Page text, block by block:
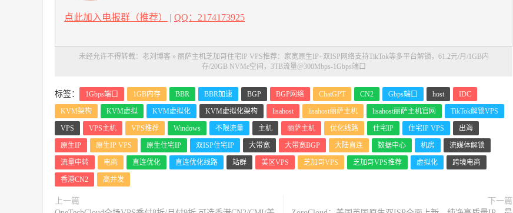
点此加入电报群（推荐） QQ：2174173925
未经允许不得转载： 老刘博客 » 丽萨主机芝加哥住宅IP VPS推荐：家宽原生IP+双ISP网络支持TikTok等多平台解锁，61.2元/月/1GB内
存/20GB NVMe空间，3TB流量@300Mbps-1Gbps端口
标签： 1Gbps端口 1GB内存 BBR BBR加速 BGP BGP网络 ChatGPT CN2 Gbps端口 host IDC
KVM架构 KVM虚拟 KVM虚拟化 KVM虚拟化架构 lisahost lisahost丽萨主机 lisahost丽萨主机官网 TikTok解锁VPS
VPS VPS主机 VPS推荐 Windows 不限流量 主机 丽萨主机 优化线路 住宅IP 住宅IP VPS 出海
原生IP 原生IP VPS 原生住宅IP 双ISP住宅IP 大带宽 大带宽BGP 大陆直连 数据中心 机房 流媒体解锁
流量中转 电商 直连优化 直连优化线路 站群 美区VPS 芝加哥VPS 芝加哥VPS推荐 虚拟化 跨境电商
香港CN2 高并发
上一篇
下一篇